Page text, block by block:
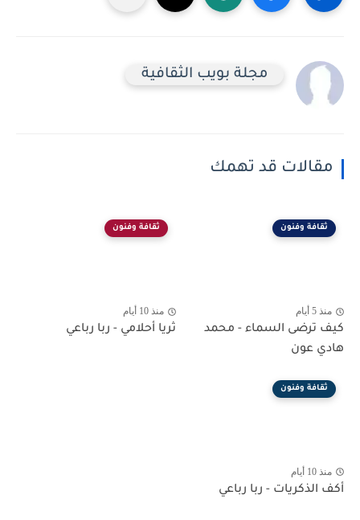
مجلة بويب الثقافية
مقالات قد تهمك
ثقافة وفنون
منذ 5 أيام
كيف ترضى السماء - محمد
هادي عون
ثقافة وفنون
منذ 10 أيام
ثريا أحلامي - ربا رباعي
ثقافة وفنون
منذ 10 أيام
أكف الذكريات - ربا رباعي